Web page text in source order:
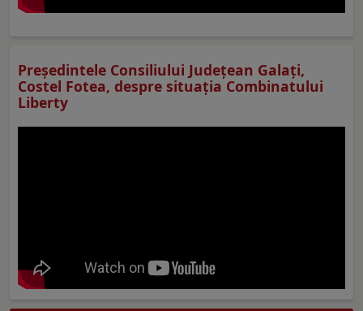
Preşedintele Consiliului Judeţean Galaţi,
Costel Fotea, despre situaţia Combinatului
Liberty